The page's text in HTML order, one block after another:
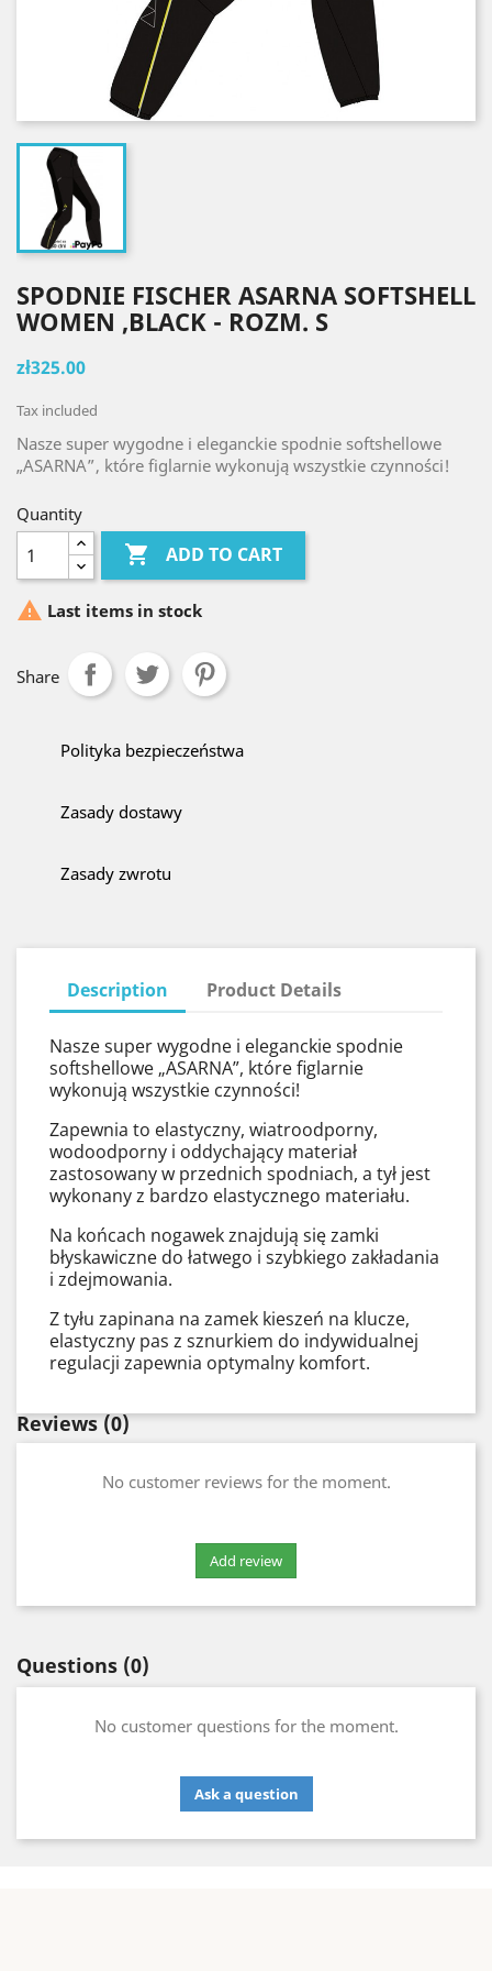
SPODNIE FISCHER ASARNA SOFTSHELL
WOMEN ,BLACK - ROZM. S
zł325.00
Tax included
Nasze super wygodne i eleganckie spodnie softshellowe
„ASARNA”, które figlarnie wykonują wszystkie czynności!
Quantity
 ADD TO CART
 Last items in stock
Share
Polityka bezpieczeństwa
Zasady dostawy
Zasady zwrotu
Description Product Details
Nasze super wygodne i eleganckie spodnie
softshellowe „ASARNA”, które figlarnie
wykonują wszystkie czynności!
Zapewnia to elastyczny, wiatroodporny,
wodoodporny i oddychający materiał
zastosowany w przednich spodniach, a tył jest
wykonany z bardzo elastycznego materiału.
Na końcach nogawek znajdują się zamki
błyskawiczne do łatwego i szybkiego zakładania
i zdejmowania.
Z tyłu zapinana na zamek kieszeń na klucze,
elastyczny pas z sznurkiem do indywidualnej
regulacji zapewnia optymalny komfort.
Reviews(0)
No customer reviews for the moment.
Questions (0)
No customer questions for the moment.
Ask a question